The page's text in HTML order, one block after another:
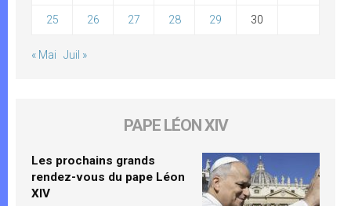
25 26 27 28 29 30
« Mai Juil »
PAPE LÉON XIV
Les prochains grands
rendez-vous du pape Léon
XIV